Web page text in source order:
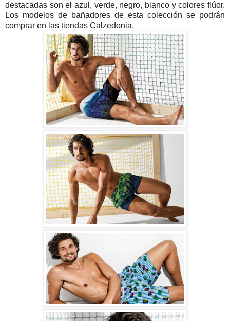
destacadas son el azul, verde, negro, blanco y colores flúor.
Los modelos de bañadores de esta colección se podrán
comprar en las tiendas Calzedonia.